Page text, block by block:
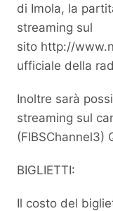
di Imola, la
streaming sul
sito http://
ufficiale della
Inoltre sarà
streaming sul
(FIBSChannel3)
BIGLIETTI:
Il costo del